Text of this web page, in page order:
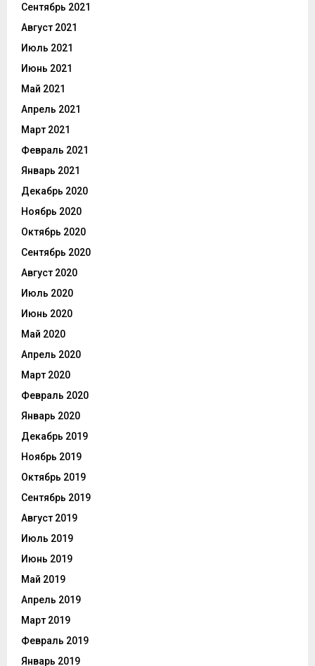
Сентябрь 2021
Август 2021
Июль 2021
Июнь 2021
Май 2021
Апрель 2021
Март 2021
Февраль 2021
Январь 2021
Декабрь 2020
Ноябрь 2020
Октябрь 2020
Сентябрь 2020
Август 2020
Июль 2020
Июнь 2020
Май 2020
Апрель 2020
Март 2020
Февраль 2020
Январь 2020
Декабрь 2019
Ноябрь 2019
Октябрь 2019
Сентябрь 2019
Август 2019
Июль 2019
Июнь 2019
Май 2019
Апрель 2019
Март 2019
Февраль 2019
Январь 2019